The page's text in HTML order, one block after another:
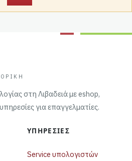
στη Λιβαδειά με eshop,
για επαγγελματίες.
ΥΠΗΡΕΣΊΕΣ
Service υπολογιστών